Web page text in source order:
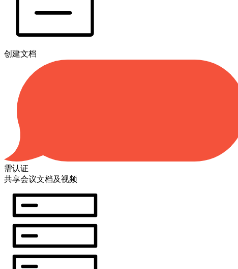
创建文档
需认证
共享会议文档及视频